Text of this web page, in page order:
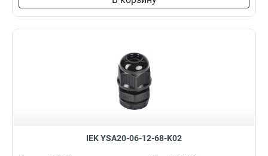
IEK YSA20-06-12-68-K02